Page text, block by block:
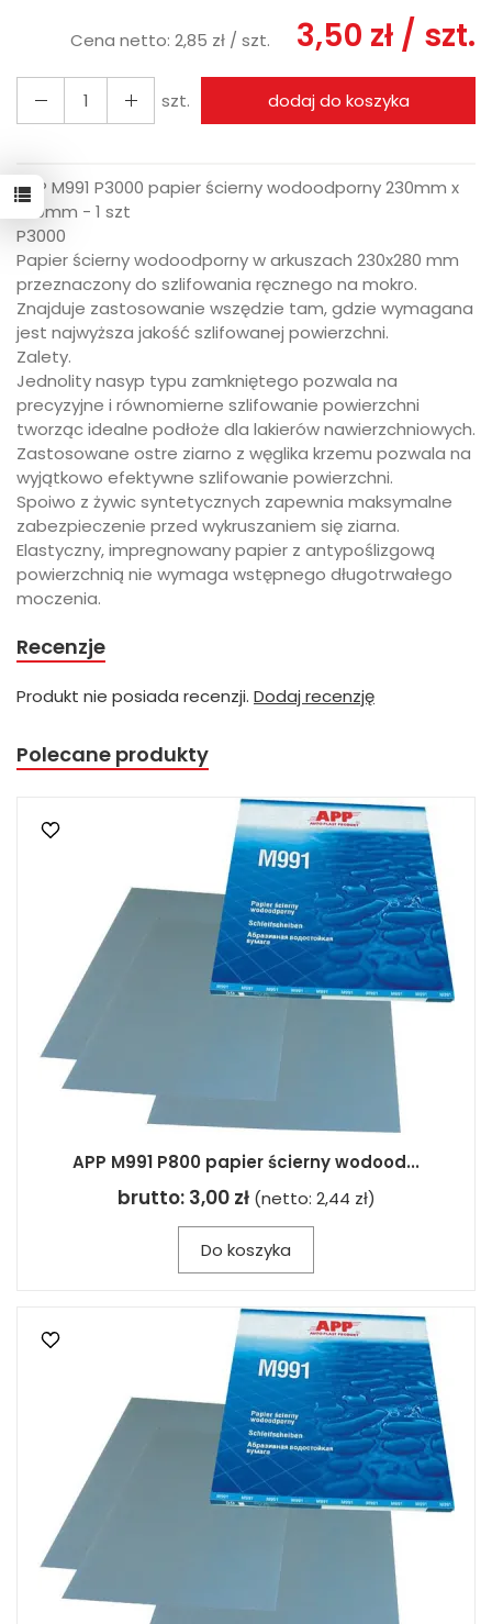
Cena netto: 2,85 zł / szt. 3,50 zł / szt.
szt. dodaj do koszyka
APP M991 P3000 papier ścierny wodoodporny 230mm x
280mm - 1 szt
P3000
Papier ścierny wodoodporny w arkuszach 230x280 mm
przeznaczony do szlifowania ręcznego na mokro.
Znajduje zastosowanie wszędzie tam, gdzie wymagana
jest najwyższa jakość szlifowanej powierzchni.
Zalety.
Jednolity nasyp typu zamkniętego pozwala na
precyzyjne i równomierne szlifowanie powierzchni
tworząc idealne podłoże dla lakierów nawierzchniowych.
Zastosowane ostre ziarno z węglika krzemu pozwala na
wyjątkowo efektywne szlifowanie powierzchni.
Spoiwo z żywic syntetycznych zapewnia maksymalne
zabezpieczenie przed wykruszaniem się ziarna.
Elastyczny, impregnowany papier z antypoślizgową
powierzchnią nie wymaga wstępnego długotrwałego
moczenia.
Recenzje
Produkt nie posiada recenzji. Dodaj recenzję
Polecane produkty
APP M991 P800 papier ścierny wodood...
brutto: 3,00 zł (netto: 2,44 zł)
Do koszyka